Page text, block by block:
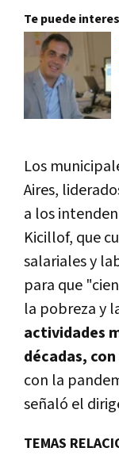
Te puede
Los
Aires,
a los
Kicillof, que
salariales y
para que
la pobreza y
actividades
décadas, con
con la
señaló el
TEMAS